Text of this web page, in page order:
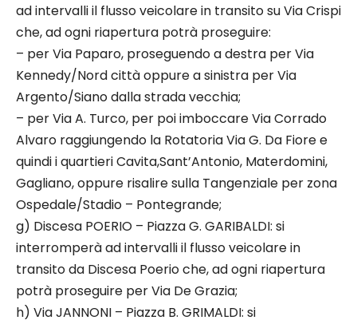
ad intervalli il flusso veicolare in transito su Via Crispi
che, ad ogni riapertura potrà proseguire:
– per Via Paparo, proseguendo a destra per Via
Kennedy/Nord città oppure a sinistra per Via
Argento/Siano dalla strada vecchia;
– per Via A. Turco, per poi imboccare Via Corrado
Alvaro raggiungendo la Rotatoria Via G. Da Fiore e
quindi i quartieri Cavita,Sant’Antonio, Materdomini,
Gagliano, oppure risalire sulla Tangenziale per zona
Ospedale/Stadio – Pontegrande;
g) Discesa POERIO – Piazza G. GARIBALDI: si
interromperà ad intervalli il flusso veicolare in
transito da Discesa Poerio che, ad ogni riapertura
potrà proseguire per Via De Grazia;
h) Via JANNONI – Piazza B. GRIMALDI: si